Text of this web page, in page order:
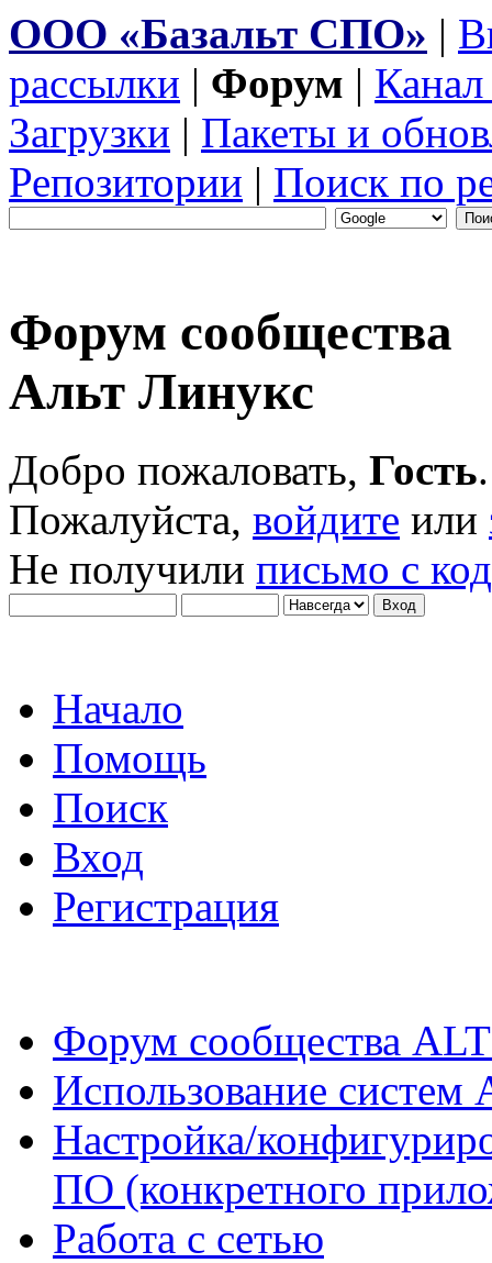
ООО «Базальт СПО» |
рассылки | Форум |
Загрузки | Пакеты и
Репозитории | Поиск по
Форум сообщества
Альт Линукс
Добро пожаловать, Гость.
Пожалуйста, войдите или
Не получили письмо с
Начало
Помощь
Поиск
Вход
Регистрация
Форум сообщества
Использование систем
Настройка/
ПО (конкретного
Работа с сетью